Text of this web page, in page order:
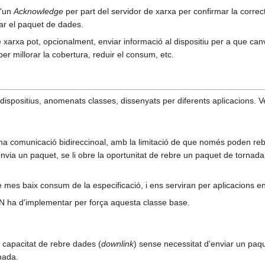
Acknowledge per part del servidor de xarxa per confirmar la
el paquet de dades.
pot, opcionalment, enviar informació al dispositiu per a que
millorar la cobertura, reduir el consum, etc.
anomenats classes, dissenyats per diferents aplicacions.
comunicació bidireccinoal, amb la limitació de que només poden
un paquet, se li obre la oportunitat de rebre un paquet de
baix consum de la especificació, i ens serviran per aplicacions
ha d'implementar per força aquesta classe base.
de rebre dades (downlink) sense necessitat d'enviar un